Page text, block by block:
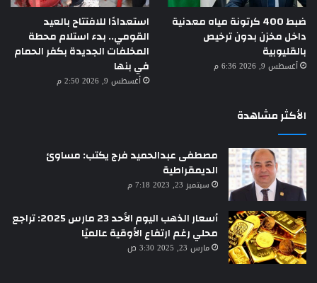
ضبط 400 كرتونة مياه معدنية
داخل مخزن بدون ترخيص
بالقليوبية
أغسطس 9, 2026 6:36 م
استعدادًا للافتتاح بالعيد
القومي.. بدء استلام محطة
المخلفات الجديدة بكفر الحمام
في بنها
أغسطس 9, 2026 2:50 م
الأكثر مشاهدة
مصطفى عبدالحميد فرج يكتب: مساوئ
الديمقراطية
سبتمبر 23, 2023 7:18 م
أسعار الذهب اليوم الأحد 23 مارس 2025: تراجع
محلي رغم ارتفاع الأوقية عالميًا
مارس 23, 2025 3:30 ص